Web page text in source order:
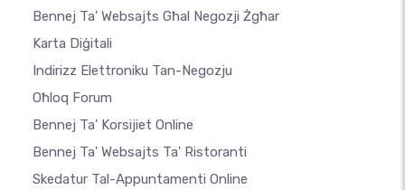
Bennej Ta' Websajts Għal Negozji Żgħar
Karta Diġitali
Indirizz Elettroniku Tan-Negozju
Oħloq Forum
Bennej Ta' Korsijiet Online
Bennej Ta' Websajts Ta' Ristoranti
Skedatur Tal-Appuntamenti Online